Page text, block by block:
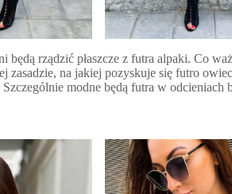
będą rządzić płaszcze z futra alpaki. Co
zasadzie, na jakiej pozyskuje się futro
modne będą futra w odcieniach